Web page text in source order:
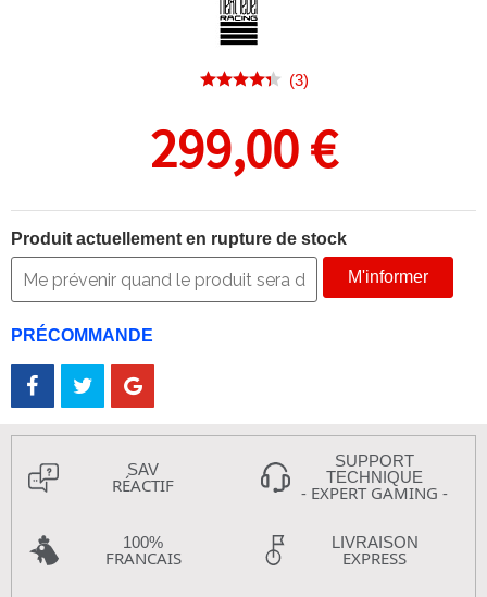
(3)
299,00 €
Produit actuellement en rupture de stock
M'informer
PRÉCOMMANDE
SAV
RÉACTIF
SUPPORT
TECHNIQUE
- EXPERT GAMING -
100%
FRANCAIS
LIVRAISON
EXPRESS